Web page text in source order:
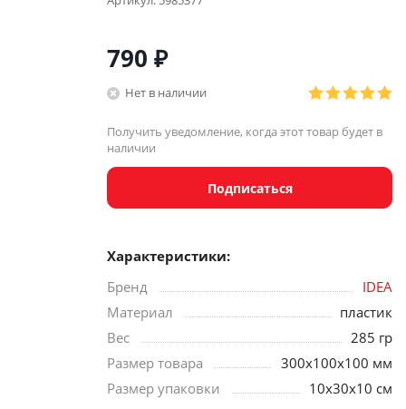
790 ₽
Нет в наличии
Получить уведомление, когда этот товар будет в
наличии
Подписаться
Характеристики:
Бренд
IDEA
Материал
пластик
Вес
285 гр
Размер товара
300х100х100 мм
Размер упаковки
10х30х10 см